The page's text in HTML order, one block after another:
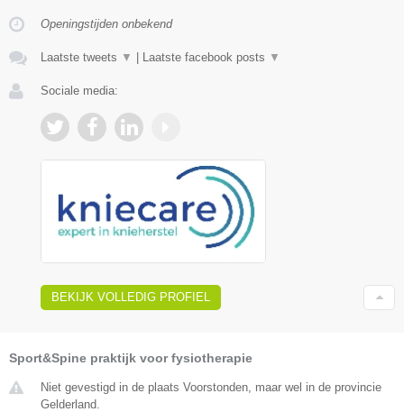
Openingstijden onbekend
Laatste tweets ▼ | Laatste facebook posts ▼
Sociale media:
BEKIJK VOLLEDIG PROFIEL
Sport&Spine praktijk voor fysiotherapie
Niet gevestigd in de plaats Voorstonden, maar wel in de provincie
Gelderland.